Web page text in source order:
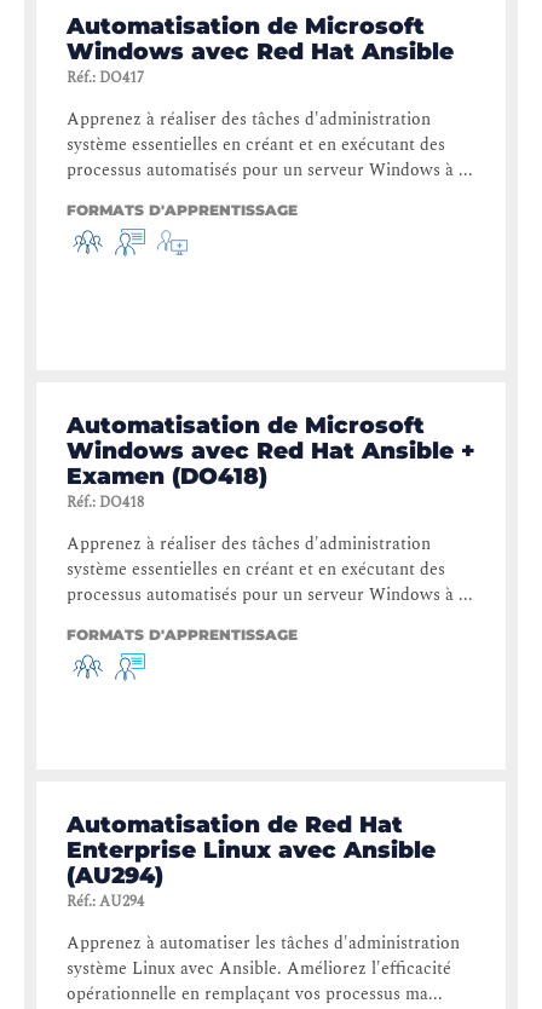
Automatisation de Microsoft
Windows avec Red Hat Ansible
Réf.: DO417
Apprenez à réaliser des tâches d'administration
système essentielles en créant et en exécutant des
processus automatisés pour un serveur Windows à ...
FORMATS D'APPRENTISSAGE
Automatisation de Microsoft
Windows avec Red Hat Ansible +
Examen (DO418)
Réf.: DO418
Apprenez à réaliser des tâches d'administration
système essentielles en créant et en exécutant des
processus automatisés pour un serveur Windows à ...
FORMATS D'APPRENTISSAGE
Automatisation de Red Hat
Enterprise Linux avec Ansible
(AU294)
Réf.:AU294
Apprenez à automatiser les tâches d'administration
système Linux avec Ansible. Améliorez l'efficacité
opérationnelle en remplaçant vos processus ma...